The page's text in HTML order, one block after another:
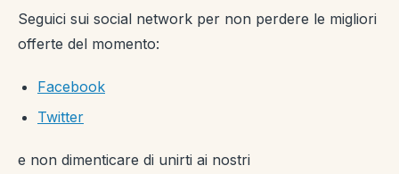
Seguici sui social network per non perdere le migliori
offerte del momento:
Facebook
Twitter
e non dimenticare di unirti ai nostri